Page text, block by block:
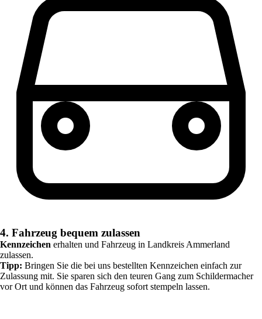
4. Fahrzeug bequem zulassen
Kennzeichen erhalten und Fahrzeug in Landkreis Ammerland
zulassen.
Tipp: Bringen Sie die bei uns bestellten Kennzeichen einfach zur
Zulassung mit. Sie sparen sich den teuren Gang zum Schildermacher
vor Ort und können das Fahrzeug sofort stempeln lassen.